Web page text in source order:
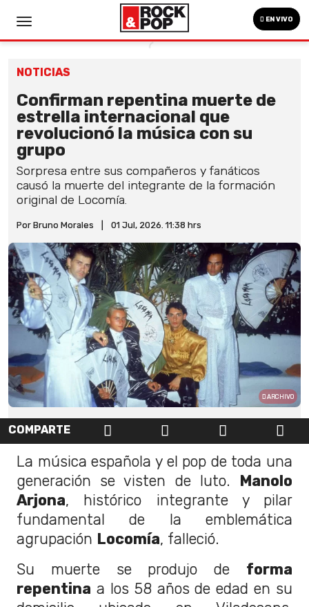
EN VIVO
NOTICIAS
Confirman repentina muerte de
estrella internacional que
revolucionó la música con su
grupo
Sorpresa entre sus compañeros y fanáticos
causó la muerte del integrante de la formación
original de Locomía.
Por Bruno Morales 01 Jul, 2026. 11:38 hrs
ARCHIVO
COMPARTE
La música española y el pop de toda una
generación se visten de luto. Manolo
Arjona, histórico integrante y pilar
fundamental de la emblemática
agrupación Locomía, falleció.
Su muerte se produjo de forma
repentina a los 58 años de edad en su